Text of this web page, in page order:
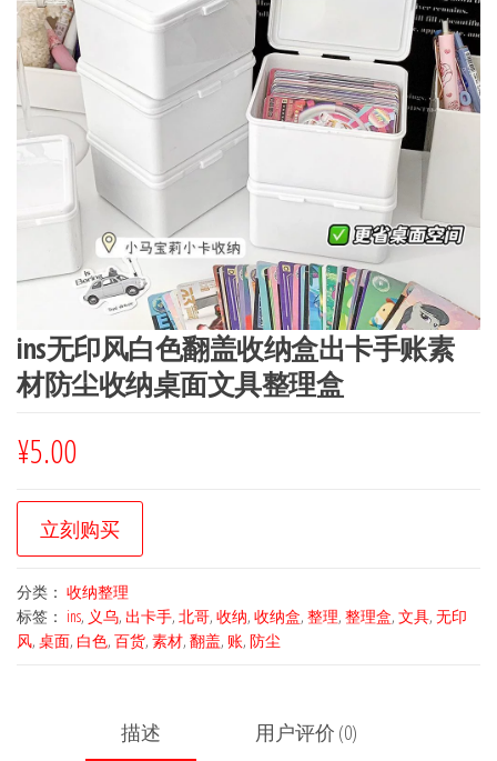
ins无印风白色翻盖收纳盒出卡手账素
材防尘收纳桌面文具整理盒
¥5.00
立刻购买
分类： 收纳整理
标签： ins, 义乌, 出卡手, 北哥, 收纳, 收纳盒, 整理, 整理盒, 文具, 无印
风, 桌面, 白色, 百货, 素材, 翻盖, 账, 防尘
描述 用户评价 (0)